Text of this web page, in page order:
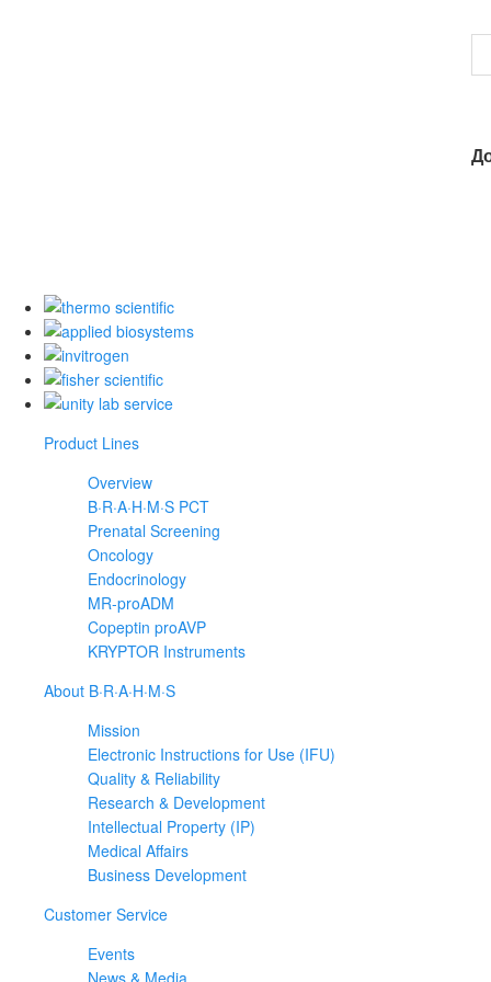
Product Lines
Overview
B·R·A·H·M·S PCT
Prenatal Screening
Oncology
Endocrinology
MR-proADM
Copeptin proAVP
KRYPTOR Instruments
About B·R·A·H·M·S
Mission
Electronic Instructions for Use (IFU)
Quality & Reliability
Research & Development
Intellectual Property (IP)
Medical Affairs
Business Development
Customer Service
Events
News & Media